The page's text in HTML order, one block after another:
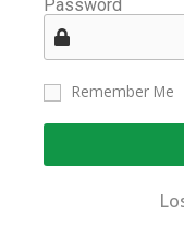
Password
Remember Me